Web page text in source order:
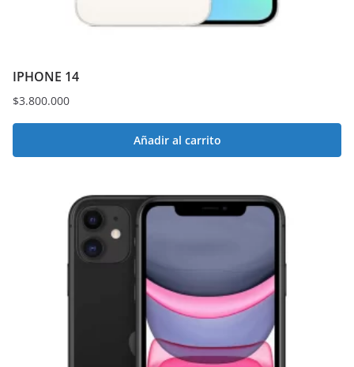
IPHONE 14
$3.800.000
Añadir al carrito